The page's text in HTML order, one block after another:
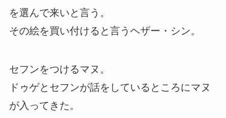
を選んで来いと言う。
その絵を買い付けると言うヘザー・シン。
セフンをつけるマヌ。
ドゥゲとセフンが話をしているところにマヌ
が入ってきた。